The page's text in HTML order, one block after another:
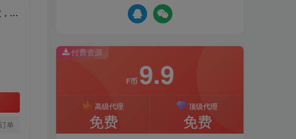
（4480期）联盟营销软文写作，利用AL工具快速完成高质量软文，每单赚$145
单
付费资源
F币 9.9
高级代理
免费
顶级代理
免费